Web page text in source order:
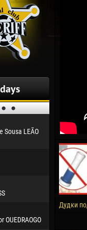
Sousa LEÃO
30 January
Dhoraso
24
Vladislav
02 March
Veaceslav
09 March
Emmanuel
Дудки